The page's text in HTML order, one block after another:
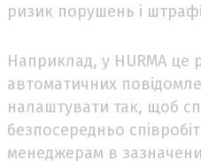
ризик порушень і
Наприклад, у HURMA це
автоматичних
налаштувати так, щоб
безпосередньо
менеджерам в